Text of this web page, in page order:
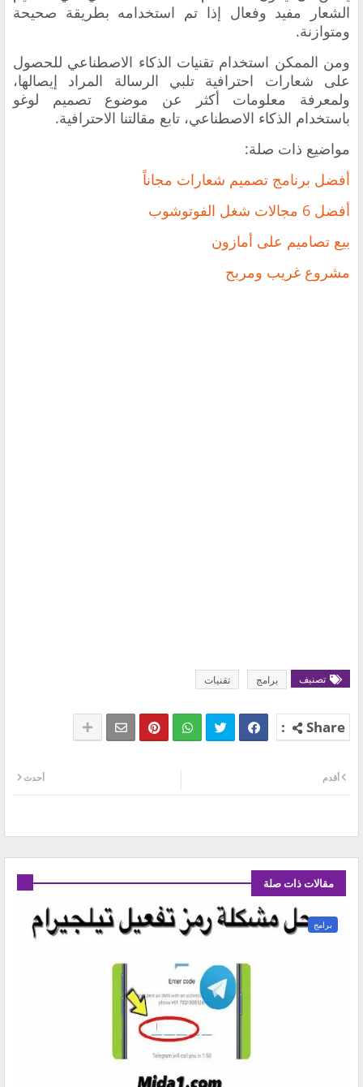
الشعار مفيد وفعال إذا تم استخدامه بطريقة صحيحة
ومتوازنة.
ومن الممكن استخدام تقنيات الذكاء الاصطناعي للحصول
على شعارات احترافية تلبي الرسالة المراد إيصالها،
ولمعرفة معلومات أكثر عن موضوع تصميم لوغو
باستخدام الذكاء الاصطناعي، تابع مقالتنا الاحترافية.
مواضيع ذات صلة:
أفضل برنامج تصميم شعارات مجاناً
أفضل 6 مجالات شغل الفوتوشوب
بيع تصاميم على أمازون
مشروع غريب ومربح
تصنيف برامج تقنيات
أحدث أقدم
مقالات ذات صلة
برامج